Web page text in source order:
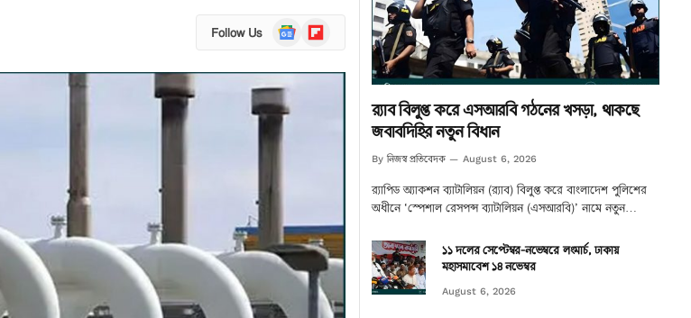
Follow Us
Google
News
Flipboard
র‌্যাব বিলুপ্ত করে এসআরবি গঠনের খসড়া, থাকছে
জবাবদিহির নতুন বিধান
By নিজস্ব প্রতিবেদক August 6, 2026
র‌্যাপিড অ্যাকশন ব্যাটালিয়ন (র‌্যাব) বিলুপ্ত করে বাংলাদেশ পুলিশের
অধীনে ‘স্পেশাল রেসপন্স ব্যাটালিয়ন (এসআরবি)’ নামে নতুন…
১১ দলের সেপ্টেম্বর-নভেম্বরে লংমার্চ, ঢাকায়
মহাসমাবেশ ১৪ নভেম্বর
August 6, 2026